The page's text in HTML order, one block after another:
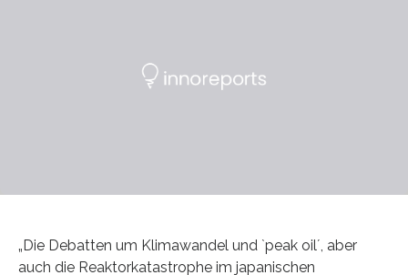
„Die Debatten um Klimawandel und `peak oil´, aber
auch die Reaktorkatastrophe im japanischen